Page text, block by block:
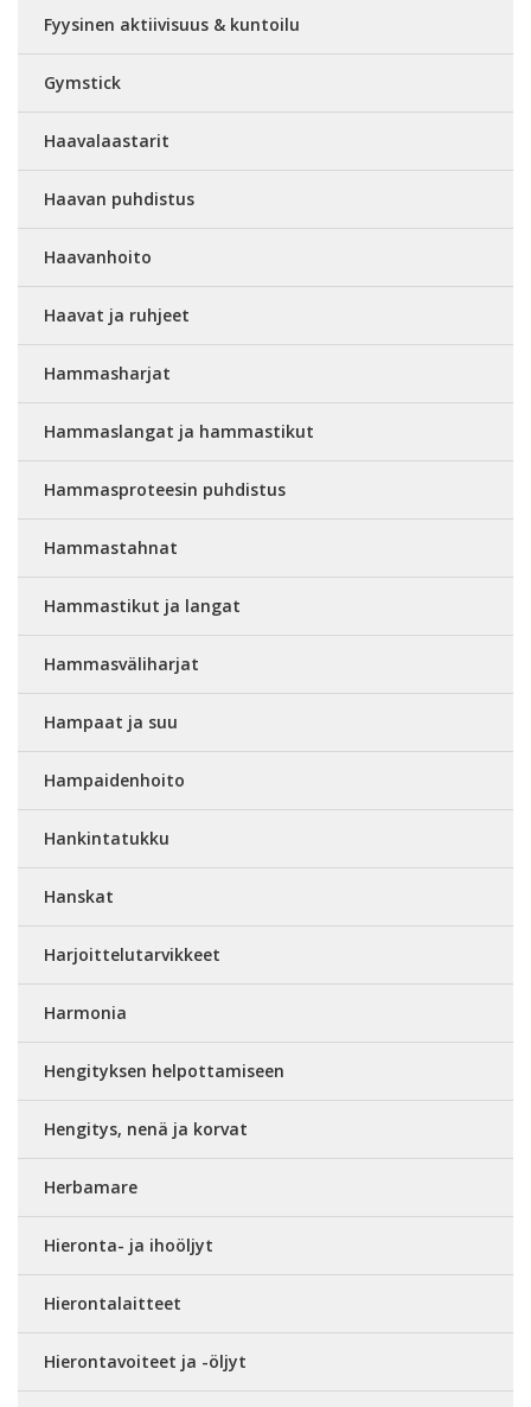
Fyysinen aktiivisuus & kuntoilu
Gymstick
Haavalaastarit
Haavan puhdistus
Haavanhoito
Haavat ja ruhjeet
Hammasharjat
Hammaslangat ja hammastikut
Hammasproteesin puhdistus
Hammastahnat
Hammastikut ja langat
Hammasväliharjat
Hampaat ja suu
Hampaidenhoito
Hankintatukku
Hanskat
Harjoittelutarvikkeet
Harmonia
Hengityksen helpottamiseen
Hengitys, nenä ja korvat
Herbamare
Hieronta- ja ihoöljyt
Hierontalaitteet
Hierontavoiteet ja -öljyt